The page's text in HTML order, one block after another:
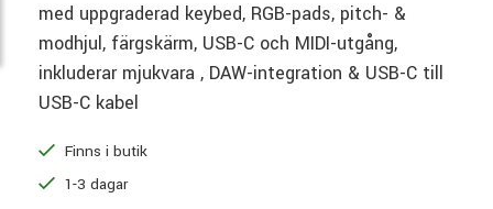
med uppgraderad keybed, RGB-pads, pitch- &
modhjul, färgskärm, USB-C och MIDI-utgång,
inkluderar mjukvara , DAW-integration & USB-C till
USB-C kabel
Finns i butik
1-3 dagar